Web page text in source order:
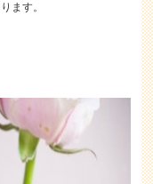
ます。